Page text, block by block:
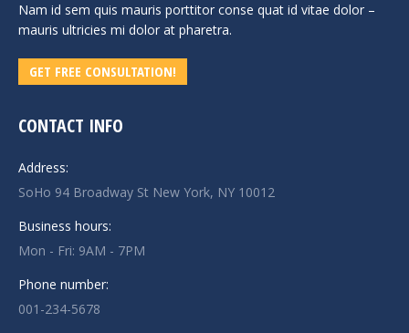
Nam id sem quis mauris porttitor conse quat id vitae dolor –
mauris ultricies mi dolor at pharetra.
GET FREE CONSULTATION!
CONTACT INFO
Address:
SoHo 94 Broadway St New York, NY 10012
Business hours:
Mon - Fri: 9AM - 7PM
Phone number:
001-234-5678